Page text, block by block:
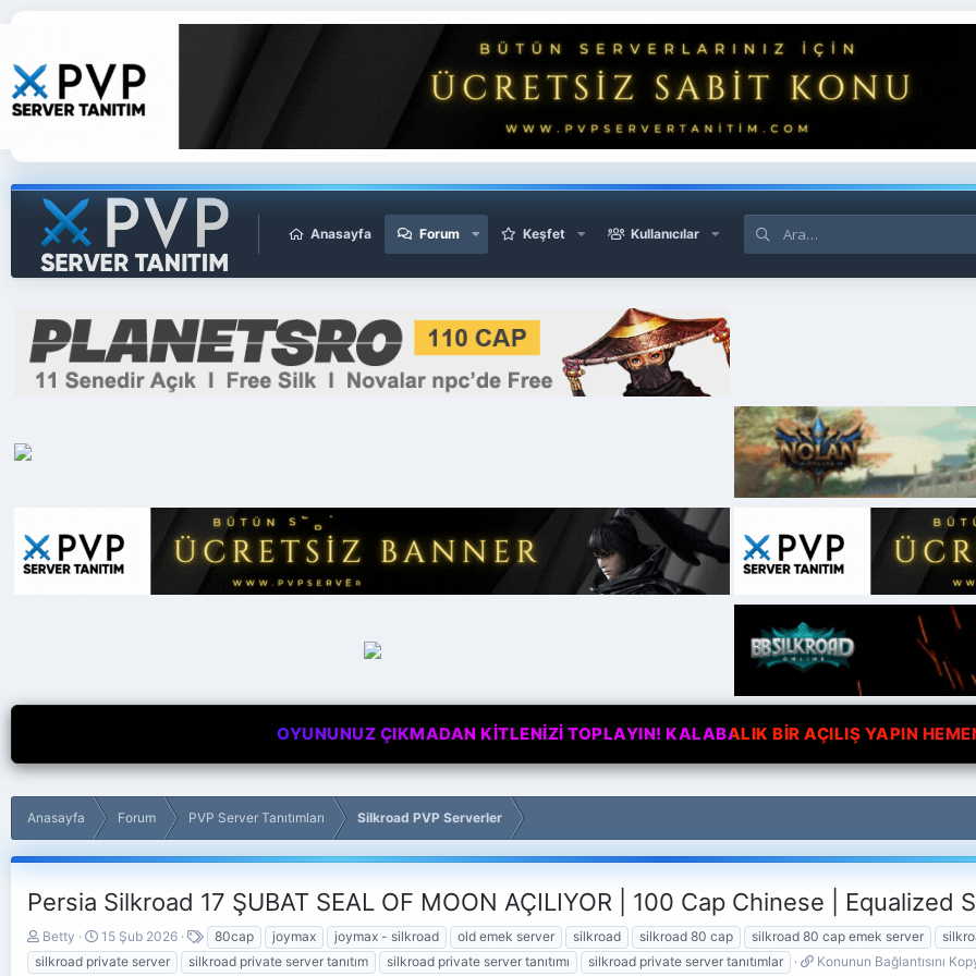
Anasayfa Forum Keşfet Kullanıcılar
OYUNUNUZ ÇIKMADAN KİTLENİZİ TOPLAYIN! KALABALIK BİR AÇILIŞ YAPIN
Anasayfa Forum PVP Server Tanıtımları Silkroad PVP Serverler
Persia Silkroad 17 ŞUBAT SEAL OF MOON AÇILIYOR | 100 Cap Chinese | Equalized
K
o
Betty
B
a
15 Şub 2026
t
80cap joymax joymax - silkroad old emek server silkroad silkroad 80 cap silkroad 80 cap emek server
silkroad private server
silkroad private server tanıtım silkroad private server tanıtımı silkroad private server tanıtımlar
K
Konunun Bağlantısını